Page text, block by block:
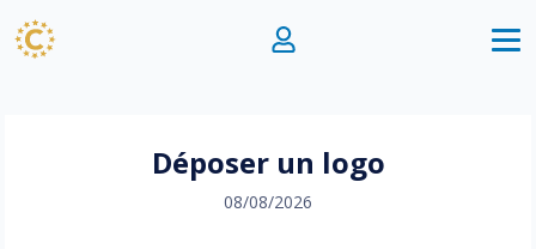
Déposer un logo
08/08/2026